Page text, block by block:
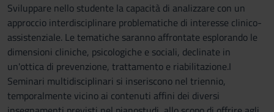
Sviluppare nello studente la capacità di analizzare con un
approccio interdisciplinare problematiche di interesse clinico-
assistenziale. Le tematiche saranno affrontate esplorando le
dimensioni cliniche, psicologiche e sociali, declinate in
un'ottica di prevenzione, trattamento e riabilitazione.I
Seminari multidisciplinari si inseriscono nel triennio,
temporalmente vicino ai contenuti affini dei diversi